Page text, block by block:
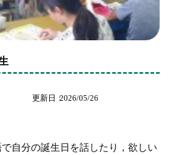
更新日 2026/05/26
自分の誕生日を話したり，欲しい